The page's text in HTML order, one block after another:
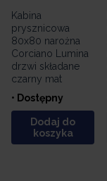
Kabina
prysznicowa
80x80 narożna
Corciano Lumina
drzwi składane
czarny mat
• Dostępny
Dodaj do
koszyka